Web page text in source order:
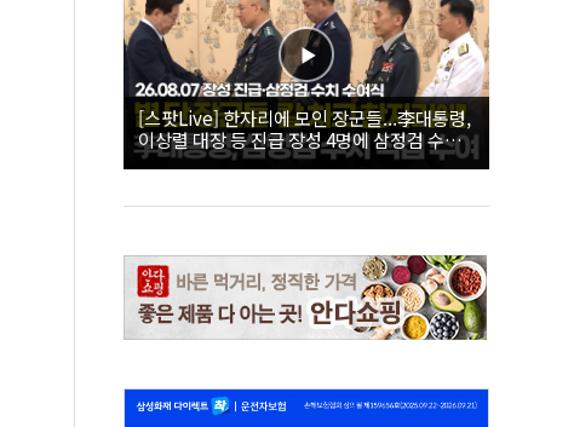
[스팟Live] 한자리에 모인 장군들...李대통령,
이상렬 대장 등 진급 장성 4명에 삼정검 수치
직접 수여｜26.08.07 장성 진급·삼정검 수치